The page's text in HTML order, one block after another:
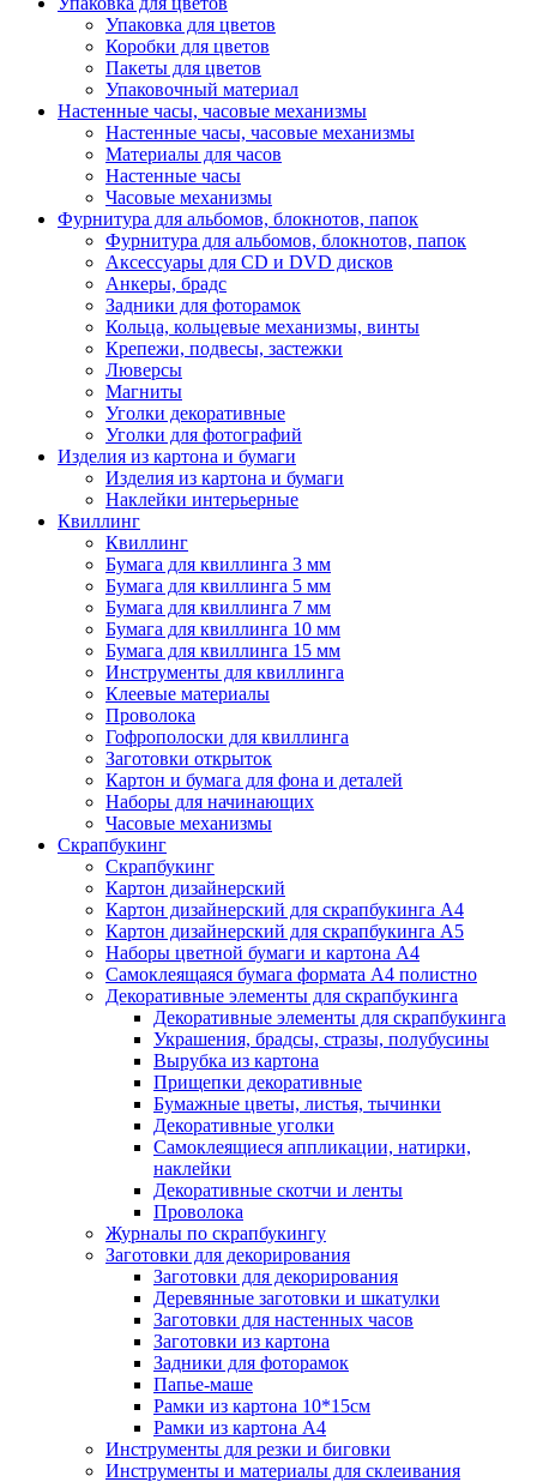
Упаковка для цветов
Коробки для цветов
Пакеты для цветов
Упаковочный материал
Настенные часы, часовые механизмы
Настенные часы, часовые механизмы
Материалы для часов
Настенные часы
Часовые механизмы
Фурнитура для альбомов, блокнотов, папок
Фурнитура для альбомов, блокнотов, папок
Аксессуары для CD и DVD дисков
Анкеры, брадс
Задники для фоторамок
Кольца, кольцевые механизмы, винты
Крепежи, подвесы, застежки
Люверсы
Магниты
Уголки декоративные
Уголки для фотографий
Изделия из картона и бумаги
Изделия из картона и бумаги
Наклейки интерьерные
Квиллинг
Квиллинг
Бумага для квиллинга 3 мм
Бумага для квиллинга 5 мм
Бумага для квиллинга 7 мм
Бумага для квиллинга 10 мм
Бумага для квиллинга 15 мм
Инструменты для квиллинга
Клеевые материалы
Проволока
Гофрополоски для квиллинга
Заготовки открыток
Картон и бумага для фона и деталей
Наборы для начинающих
Часовые механизмы
Скрапбукинг
Скрапбукинг
Картон дизайнерский
Картон дизайнерский для скрапбукинга А4
Картон дизайнерский для скрапбукинга А5
Наборы цветной бумаги и картона А4
Самоклеящаяся бумага формата А4 полистно
Декоративные элементы для скрапбукинга
Декоративные элементы для скрапбукинга
Украшения, брадсы, стразы, полубусины
Вырубка из картона
Прищепки декоративные
Бумажные цветы, листья, тычинки
Декоративные уголки
Самоклеящиеся аппликации, натирки,
наклейки
Декоративные скотчи и ленты
Проволока
Журналы по скрапбукингу
Заготовки для декорирования
Заготовки для декорирования
Деревянные заготовки и шкатулки
Заготовки для настенных часов
Заготовки из картона
Задники для фоторамок
Папье-маше
Рамки из картона 10*15см
Рамки из картона А4
Инструменты для резки и биговки
Инструменты и материалы для склеивания